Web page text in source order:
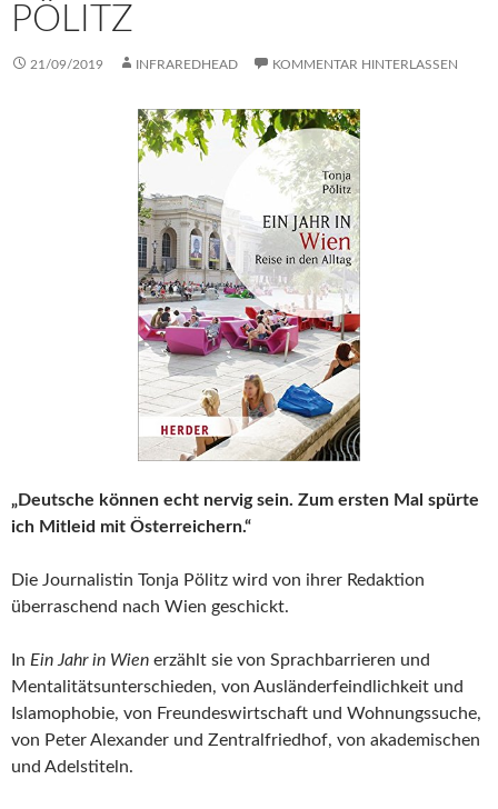
PÖLITZ
21/09/2019 INFRAREDHEAD KOMMENTAR HINTERLASSEN
„Deutsche können echt nervig sein. Zum ersten Mal spürte
ich Mitleid mit Österreichern.“
Die Journalistin Tonja Pölitz wird von ihrer Redaktion
überraschend nach Wien geschickt.
In Ein Jahr in Wien erzählt sie von Sprachbarrieren und
Mentalitätsunterschieden, von Ausländerfeindlichkeit und
Islamophobie, von Freundeswirtschaft und Wohnungssuche,
von Peter Alexander und Zentralfriedhof, von akademischen
und Adelstiteln.